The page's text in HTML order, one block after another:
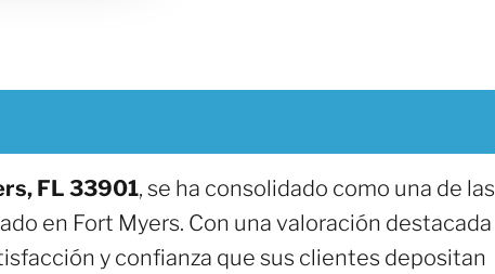
FL 33901, se ha consolidado como una de las
en Fort Myers. Con una valoración destacada
y confianza que sus clientes depositan